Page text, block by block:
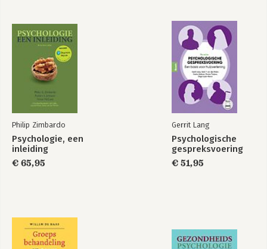
Philip Zimbardo
Psychologie, een
inleiding
€ 65,95
Gerrit Lang
Psychologische
gespreksvoering
€ 51,95